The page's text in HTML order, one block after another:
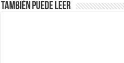
También puede leer